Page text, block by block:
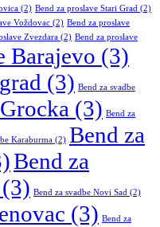
(2) Bend za proslave Stari Grad (2)
Voždovac (2) Bend za proslave
Zvezdara (2) Bend za proslave
Barajevo (3)
(3) Bend za svadbe
(3) Bend za
Karaburma (2) Bend za
Bend za
(3) Bend za svadbe Novi Sad (2)
(3) Bend za